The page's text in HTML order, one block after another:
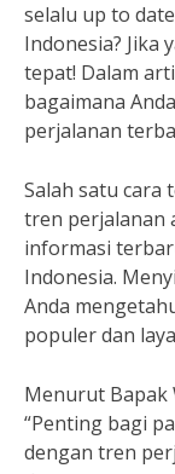
selalu up to
Indonesia? Jika
tepat! Dalam
bagaimana
perjalanan
Salah satu
tren perjalanan
informasi
Indonesia.
Anda
populer dan
Menurut Bapak
“Penting bagi
dengan tren